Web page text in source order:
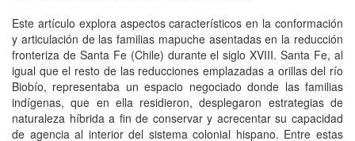
Este artículo explora aspectos característicos en la conformación
y articulación de las familias mapuche asentadas en la reducción
fronteriza de Santa Fe (Chile) durante el siglo XVIII. Santa Fe, al
igual que el resto de las reducciones emplazadas a orillas del río
Biobío, representaba un espacio negociado donde las familias
indígenas, que en ella residieron, desplegaron estrategias de
naturaleza híbrida a fin de conservar y acrecentar su capacidad
de agencia al interior del sistema colonial hispano. Entre estas